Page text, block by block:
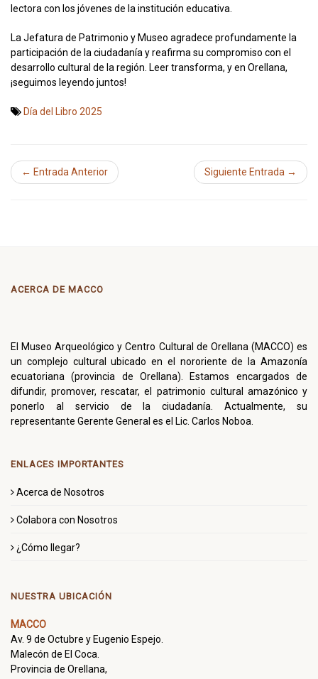
lectora con los jóvenes de la institución educativa.
La Jefatura de Patrimonio y Museo agradece profundamente la
participación de la ciudadanía y reafirma su compromiso con el
desarrollo cultural de la región. Leer transforma, y en Orellana,
¡seguimos leyendo juntos!
Día del Libro 2025
← Entrada Anterior Siguiente Entrada →
ACERCA DE MACCO
El Museo Arqueológico y Centro Cultural de Orellana (MACCO) es
un complejo cultural ubicado en el nororiente de la Amazonía
ecuatoriana (provincia de Orellana). Estamos encargados de
difundir, promover, rescatar, el patrimonio cultural amazónico y
ponerlo al servicio de la ciudadanía. Actualmente, su
representante Gerente General es el Lic. Carlos Noboa.
ENLACES IMPORTANTES
Acerca de Nosotros
Colabora con Nosotros
¿Cómo llegar?
NUESTRA UBICACIÓN
MACCO
Av. 9 de Octubre y Eugenio Espejo.
Malecón de El Coca.
Provincia de Orellana,